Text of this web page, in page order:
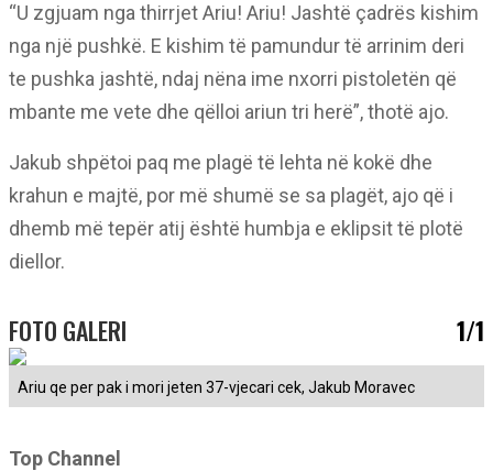
“U zgjuam nga thirrjet Ariu! Ariu! Jashtë çadrës kishim
nga një pushkë. E kishim të pamundur të arrinim deri
te pushka jashtë, ndaj nëna ime nxorri pistoletën që
mbante me vete dhe qëlloi ariun tri herë”, thotë ajo.
Jakub shpëtoi paq me plagë të lehta në kokë dhe
krahun e majtë, por më shumë se sa plagët, ajo që i
dhemb më tepër atij është humbja e eklipsit të plotë
diellor.
FOTO GALERI 1/1
Ariu qe per pak i mori jeten 37-vjecari cek, Jakub Moravec
Top Channel